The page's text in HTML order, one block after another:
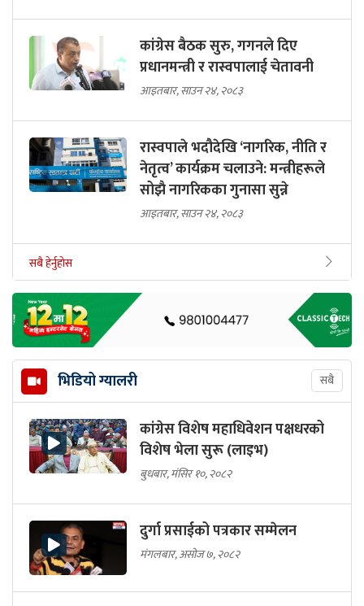
कांग्रेस बैठक सुरु, गगनले दिए
प्रधानमन्त्री र रास्वपालाई चेतावनी
आइतबार, साउन २४, २०८३
रास्वपाले भदौदेखि ‘नागरिक, नीति र
नेतृत्व’ कार्यक्रम चलाउने: मन्त्रीहरूले
सोझै नागरिकका गुनासा सुन्ने
आइतबार, साउन २४, २०८३
सबै हेर्नुहोस
भिडियो ग्यालरी सबै
कांग्रेस विशेष महाधिवेशन पक्षधरको
विशेष भेला सुरू (लाइभ)
बुधबार, मंसिर १०, २०८२
दुर्गा प्रसाईको पत्रकार सम्मेलन
मंगलबार, असोज ७, २०८२